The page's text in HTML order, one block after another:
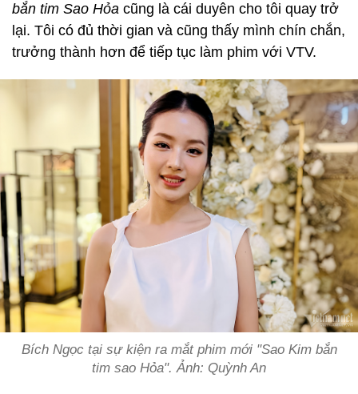
bắn tim Sao Hỏa cũng là cái duyên cho tôi quay trở
lại. Tôi có đủ thời gian và cũng thấy mình chín chắn,
trưởng thành hơn để tiếp tục làm phim với VTV.
Bích Ngọc tại sự kiện ra mắt phim mới "Sao Kim bắn
tim sao Hỏa". Ảnh: Quỳnh An